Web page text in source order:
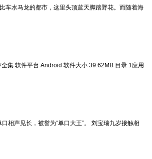
车水马龙的都市，这里头顶蓝天脚踏野花。而随着海
集 软件平台 Android 软件大小 39.62MB 目录 1应用
相声见长，被誉为“单口大王”。 刘宝瑞九岁接触相